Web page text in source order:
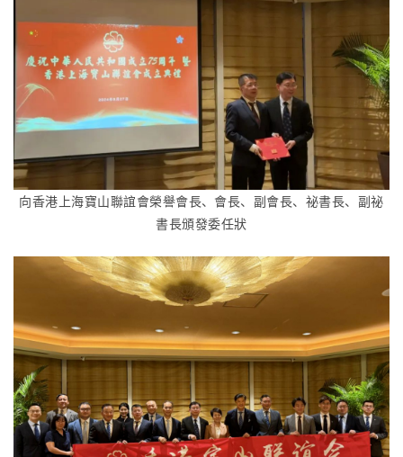
向香港上海寶山聯誼會榮譽會長、會長、副會長、祕書長、副祕
書長頒發委任狀